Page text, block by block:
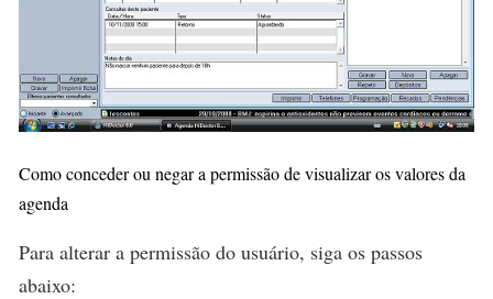
Como conceder ou negar a permissão de visualizar os valores da
agenda
Para alterar a permissão do usuário, siga os passos
abaixo: